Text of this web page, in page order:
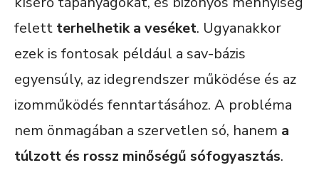
felett terhelhetik a veséket. Ugyanakkor
ezek is fontosak például a sav-bázis
egyensúly, az idegrendszer működése és az
izomműködés fenntartásához. A probléma
nem önmagában a szervetlen só, hanem a
túlzott és rossz minőségű sófogyasztás.